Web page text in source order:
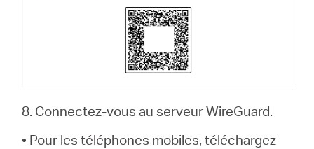
8. Connectez-vous au serveur WireGuard.
• Pour les téléphones mobiles, téléchargez